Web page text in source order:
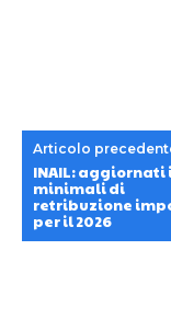
Articolo
INAIL: aggiornati
minimali di
retribuzione
per il 2026